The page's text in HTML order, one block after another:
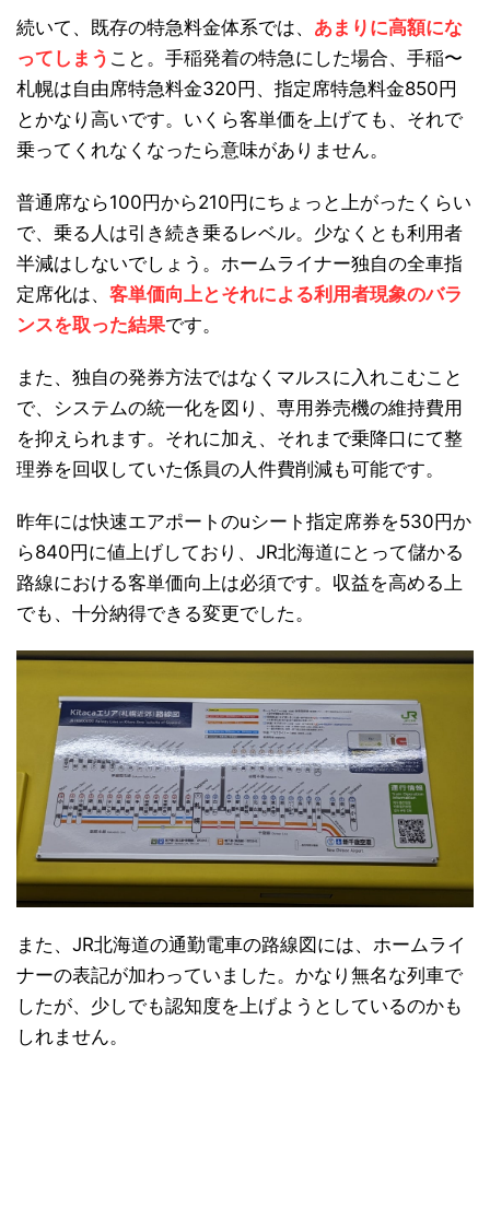
続いて、既存の特急料金体系では、 あまりに高額にな
ってしまう こと。手稲発着の特急にした場合、手稲〜
札幌は自由席特急料金320円、指定席特急料金850円
とかなり高いです。いくら客単価を上げても、それで
乗ってくれなくなったら意味がありません。
普通席なら100円から210円にちょっと上がったくらい
で、乗る人は引き続き乗るレベル。少なくとも利用者
半減はしないでしょう。ホームライナー独自の全車指
定席化は、 客単価向上とそれによる利用者現象のバラ
ンスを取った結果です。
また、独自の発券方法ではなくマルスに入れこむこと
で、システムの統一化を図り、専用券売機の維持費用
を抑えられます。それに加え、それまで乗降口にて整
理券を回収していた係員の人件費削減も可能です。
昨年には快速エアポートのuシート指定席券を530円か
ら840円に値上げしており、JR北海道にとって儲かる
路線における客単価向上は必須です。収益を高める上
でも、十分納得できる変更でした。
また、JR北海道の通勤電車の路線図には、ホームライ
ナーの表記が加わっていました。かなり無名な列車で
したが、少しでも認知度を上げようとしているのかも
しれません。